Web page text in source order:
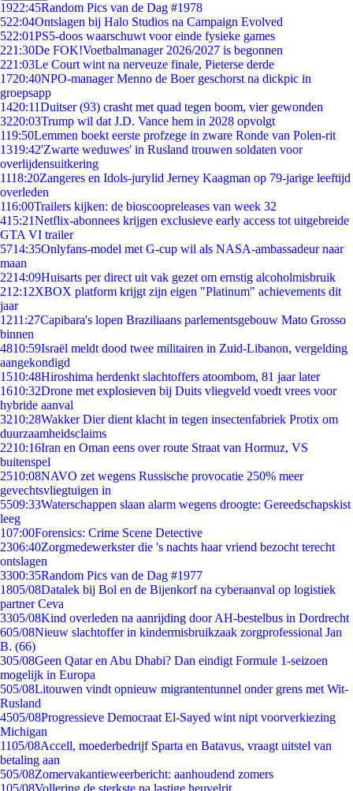
1922:45Random Pics van de Dag #1978
522:04Ontslagen bij Halo Studios na Campaign Evolved
522:01PS5-doos waarschuwt voor einde fysieke games
221:30De FOK!Voetbalmanager 2026/2027 is begonnen
221:03Le Court wint na nerveuze finale, Pieterse derde
1720:40NPO-manager Menno de Boer geschorst na dickpic in
groepsapp
1420:11Duitser (93) crasht met quad tegen boom, vier gewonden
3220:03Trump wil dat J.D. Vance hem in 2028 opvolgt
119:50Lemmen boekt eerste profzege in zware Ronde van Polen-rit
1319:42'Zwarte weduwes' in Rusland trouwen soldaten voor
overlijdensuitkering
1118:20Zangeres en Idols-jurylid Jerney Kaagman op 79-jarige leeftijd
overleden
116:00Trailers kijken: de bioscoopreleases van week 32
415:21Netflix-abonnees krijgen exclusieve early access tot uitgebreide
GTA VI trailer
5714:35Onlyfans-model met G-cup wil als NASA-ambassadeur naar
maan
2214:09Huisarts per direct uit vak gezet om ernstig alcoholmisbruik
212:12XBOX platform krijgt zijn eigen "Platinum" achievements dit
jaar
1211:27Capibara's lopen Braziliaans parlementsgebouw Mato Grosso
binnen
4810:59Israël meldt dood twee militairen in Zuid-Libanon, vergelding
aangekondigd
1510:48Hiroshima herdenkt slachtoffers atoombom, 81 jaar later
1610:32Drone met explosieven bij Duits vliegveld voedt vrees voor
hybride aanval
3210:28Wakker Dier dient klacht in tegen insectenfabriek Protix om
duurzaamheidsclaims
2210:16Iran en Oman eens over route Straat van Hormuz, VS
buitenspel
2510:08NAVO zet wegens Russische provocatie 250% meer
gevechtsvliegtuigen in
5509:33Waterschappen slaan alarm wegens droogte: Gereedschapskist
leeg
107:00Forensics: Crime Scene Detective
2306:40Zorgmedewerkster die 's nachts haar vriend bezocht terecht
ontslagen
3300:35Random Pics van de Dag #1977
1805/08Datalek bij Bol en de Bijenkorf na cyberaanval op logistiek
partner Ceva
3305/08Kind overleden na aanrijding door AH-bestelbus in Dordrecht
605/08Nieuw slachtoffer in kindermisbruikzaak zorgprofessional Jan
B. (66)
305/08Geen Qatar en Abu Dhabi? Dan eindigt Formule 1-seizoen
mogelijk in Europa
505/08Litouwen vindt opnieuw migrantentunnel onder grens met Wit-
Rusland
4505/08Progressieve Democraat El-Sayed wint nipt voorverkiezing
Michigan
1105/08Accell, moederbedrijf Sparta en Batavus, vraagt uitstel van
betaling aan
505/08Zomervakantieweerbericht: aanhoudend zomers
105/08Vollering de sterkste na lastige heuvelrit